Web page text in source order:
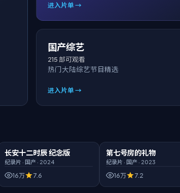
进入片单 →
国产综艺
215 部可观看
热门大陆综艺节目精选
进入片单 →
精选
长安十二时辰 纪念版
纪录片 · 国产 · 2024
16万 7.6
精选
第七号房的礼物
纪录片 · 国产 · 2023
16万 7.2